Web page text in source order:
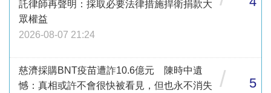
託律師再聲明：採取必要法律措施捍衛捐款大
眾權益
2026-08-07 21:24
慈濟採購BNT疫苗遭詐10.6億元 陳時中遺
憾：真相或許不會很快被看見，但也永不消失
/ 5